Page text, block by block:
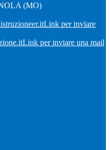
(MO)
Link per inviare
Link per inviare una mail